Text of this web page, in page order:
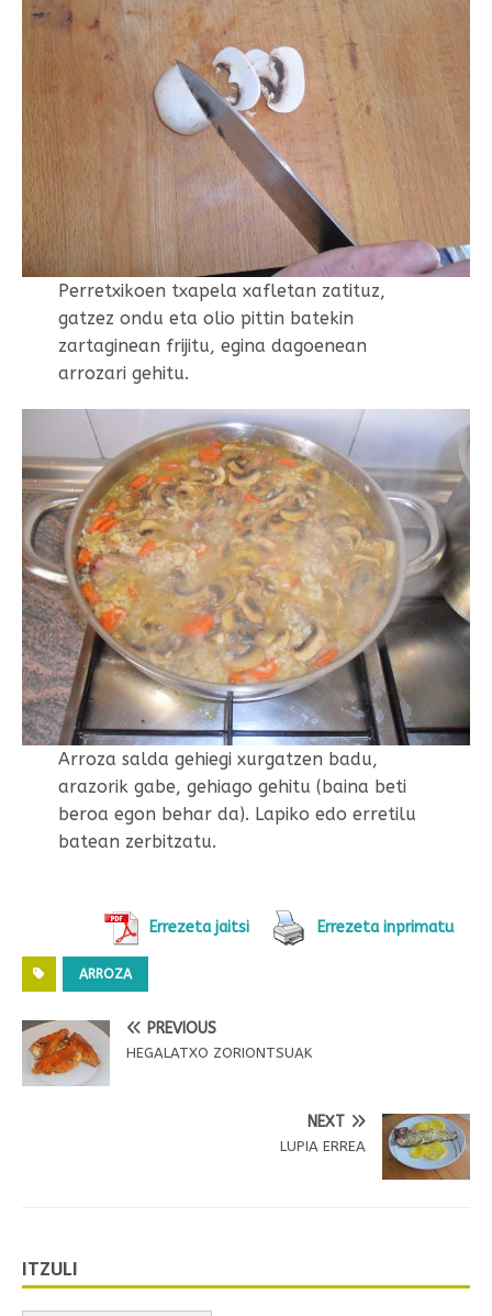
Perretxikoen txapela xafletan zatituz,
gatzez ondu eta olio pittin batekin
zartaginean frijitu, egina dagoenean
arrozari gehitu.
Arroza salda gehiegi xurgatzen badu,
arazorik gabe, gehiago gehitu (baina beti
beroa egon behar da). Lapiko edo erretilu
batean zerbitzatu.
Errezeta jaitsi Errezeta inprimatu
ARROZA
PREVIOUS
HEGALATXO ZORIONTSUAK
NEXT
LUPIA ERREA
ITZULI